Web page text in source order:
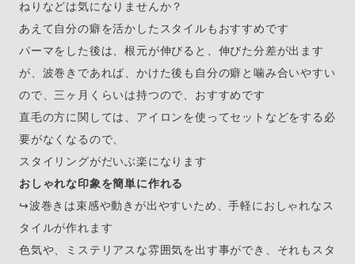
ねりなどは気になりませんか？
あえて自分の癖を活かしたスタイルもおすすめです
パーマをした後は、根元が伸びると、伸びた分差が出ます
が、波巻きであれば、かけた後も自分の癖と噛み合いやすい
ので、三ヶ月くらいは持つので、おすすめです
直毛の方に関しては、アイロンを使ってセットなどをする必
要がなくなるので、
スタイリングがだいぶ楽になります
おしゃれな印象を簡単に作れる
↪︎波巻きは束感や動きが出やすいため、手軽におしゃれなス
タイルが作れます
色気や、ミステリアスな雰囲気を出す事ができ、それもスタ